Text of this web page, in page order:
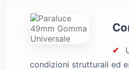
✔
condizioni strutturali ed